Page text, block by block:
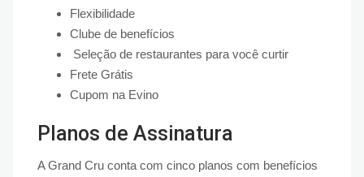
Flexibilidade
Clube de benefícios
Seleção de restaurantes para você curtir
Frete Grátis
Cupom na Evino
Planos de Assinatura
A Grand Cru conta com cinco planos com benefícios